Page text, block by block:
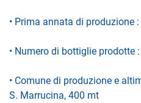
• Prima annata di produzione
• Numero di bottiglie prodotte
• Comune di produzione e
S. Marrucina, 400 mt